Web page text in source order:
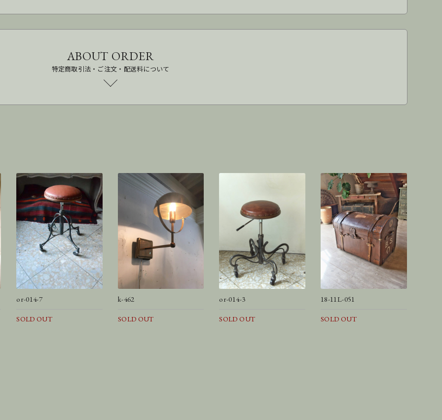
ABOUT ORDER
特定商取引法・ご注文・配送料について
or-014-7
SOLD OUT
k-462
SOLD OUT
or-014-3
SOLD OUT
18-11L-051
SOLD OUT